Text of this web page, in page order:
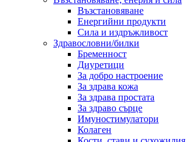
Възстановяване
Енергийни продукти
Сила и издръжливост
Здравословни/билки
Бременност
Диуретици
За добро настроение
За здрава кожа
За здрава простата
За здраво сърце
Имуностимулатори
Колаген